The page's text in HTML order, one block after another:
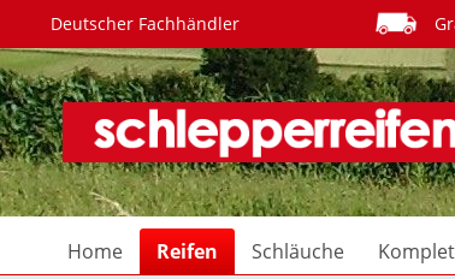
Deutscher Fachhändler
Home Reifen Schläuche